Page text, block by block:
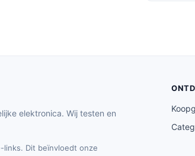
elektronica. Wij testen en
links. Dit beïnvloedt onze